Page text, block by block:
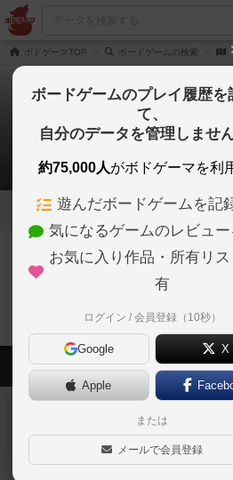
ボドゲーマTOP ボードゲームの検索
インセプシ
0店のカフェ/スペース
1
インセプションで遊ぶことができるボード
店登録されています。公開プロフィールの
でログインすると、同じ都道府県内の店舗
会員の新し
ふたつの街の
タイルを4×4で並
街は各プレイヤー
ボードゲームのプレイ履歴を
て、
自分のデータを管理しませ
約75,000人がボドゲーマを利
遊んだボードゲームを記
気になるゲームのレビュ
お気に入り作品・所有リ
有
ログイン / 会員登録（10秒）
Google X
Apple
または
メールで会員登録